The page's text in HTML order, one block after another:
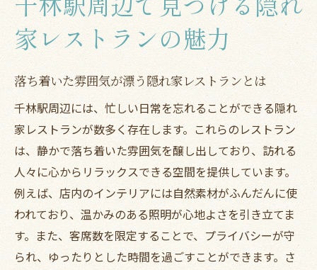
融合
心温まる接客でリピーター続出
地元で長年愛される理由とは
旭区の隠れ家ランチスポットで過ごす特別なひ
ととき
忙しい日常を忘れるリラックス空間
友人や家族とのランチに最適な場所
特別な日を彩る上質なランチタイム
隠れ家レストランでのプライベート感
こだわりのデザートで締める幸せな時間
閑静な通りに佇む旭区のランチ名所
千林駅周辺で見つける隠れ
家レストランの魅力
落ち着いた雰囲気が漂う隠れ家レストランとは
千林駅周辺には、忙しい日常を忘れることができる隠れ
家レストランが数多く存在します。これらのレストラン
は、静かで落ち着いた雰囲気を醸し出しており、訪れる
人々に心からリラックスできる空間を提供しています。
例えば、店内のインテリアには自然素材がふんだんに使
われており、温かみのある照明が心地よさを引き立てま
す。また、客席数を限定することで、プライバシーが守
られ、ゆったりとした時間を過ごすことができます。さ